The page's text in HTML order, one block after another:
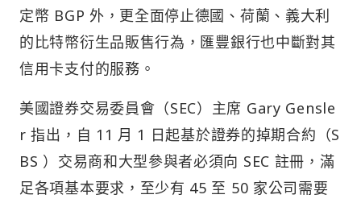
定幣 BGP 外，更全面停止德國、荷蘭、義大利
的比特幣衍生品販售行為，匯豐銀行也中斷對其
信用卡支付的服務。
美國證券交易委員會（SEC）主席 Gary Gensle
r 指出，自 11 月 1 日起基於證券的掉期合約（S
BS ）交易商和大型參與者必須向 SEC 註冊，滿
足各項基本要求，至少有 45 至 50 家公司需要